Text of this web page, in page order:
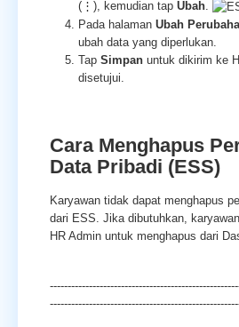
(⋮), kemudian tap Ubah.
Pada halaman Ubah
ubah data yang diperlukan.
Tap Simpan untuk dikirim ke
disetujui.
Cara Menghapus
Data Pribadi (ESS)
Karyawan tidak dapat menghapus
dari ESS. Jika dibutuhkan,
HR Admin untuk menghapus dari